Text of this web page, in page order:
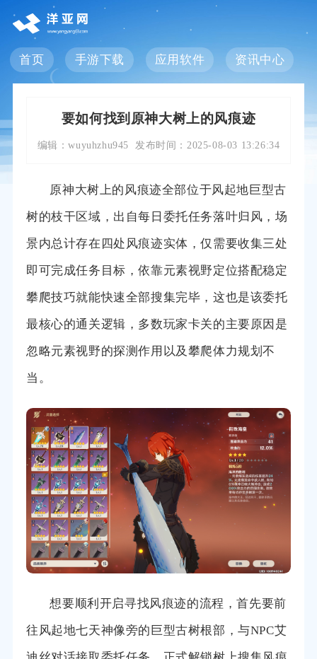
首页 手游下载 应用软件 资讯中心
要如何找到原神大树上的风痕迹
编辑：wuyuhzhu945 发布时间： 2025-08-03 13:26:34
原神大树上的风痕迹全部位于风起地巨型古
树的枝干区域，出自每日委托任务落叶归风，场
景内总计存在四处风痕迹实体，仅需要收集三处
即可完成任务目标，依靠元素视野定位搭配稳定
攀爬技巧就能快速全部搜集完毕，这也是该委托
最核心的通关逻辑，多数玩家卡关的主要原因是
忽略元素视野的探测作用以及攀爬体力规划不
当。
想要顺利开启寻找风痕迹的流程，首先要前
往风起地七天神像旁的巨型古树根部，与NPC艾